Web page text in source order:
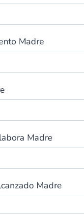
Madre
Madre
Madre